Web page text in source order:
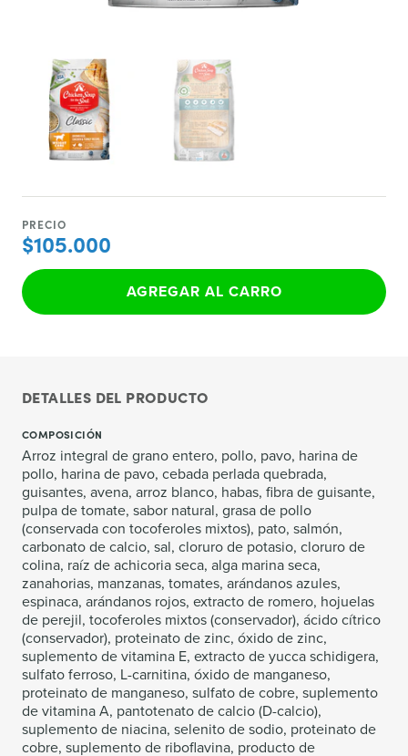
PRECIO
$105.000
AGREGAR AL CARRO
DETALLES DEL PRODUCTO
COMPOSICIÓN
Arroz integral de grano entero, pollo, pavo, harina de
pollo, harina de pavo, cebada perlada quebrada,
guisantes, avena, arroz blanco, habas, fibra de guisante,
pulpa de tomate, sabor natural, grasa de pollo
(conservada con tocoferoles mixtos), pato, salmón,
carbonato de calcio, sal, cloruro de potasio, cloruro de
colina, raíz de achicoria seca, alga marina seca,
zanahorias, manzanas, tomates, arándanos azules,
espinaca, arándanos rojos, extracto de romero, hojuelas
de perejil, tocoferoles mixtos (conservador), ácido cítrico
(conservador), proteinato de zinc, óxido de zinc,
suplemento de vitamina E, extracto de yucca schidigera,
sulfato ferroso, L-carnitina, óxido de manganeso,
proteinato de manganeso, sulfato de cobre, suplemento
de vitamina A, pantotenato de calcio (D-calcio),
suplemento de niacina, selenito de sodio, proteinato de
cobre, suplemento de riboflavina, producto de